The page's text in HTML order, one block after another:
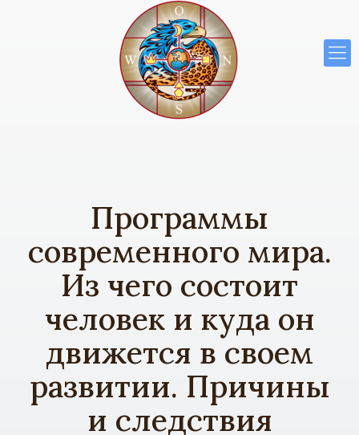
Программы
современного мира.
Из чего состоит
человек и куда он
движется в своем
развитии. Причины
и следствия